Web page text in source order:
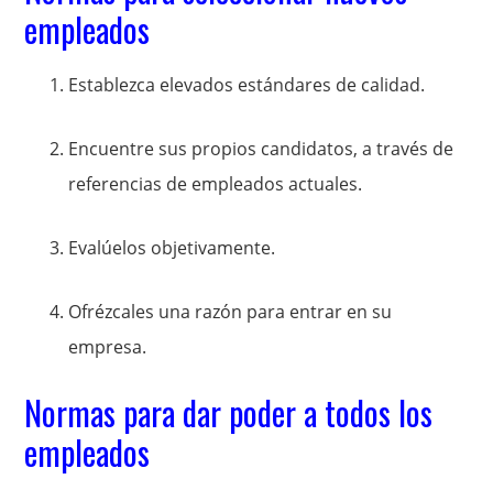
empleados
Establezca elevados estándares de calidad.
Encuentre sus propios candidatos, a través de
referencias de empleados actuales.
Evalúelos objetivamente.
Ofrézcales una razón para entrar en su
empresa.
Normas para dar poder a todos los
empleados